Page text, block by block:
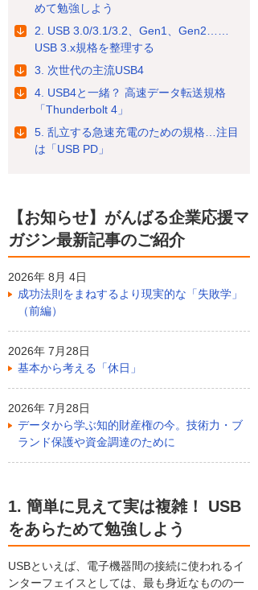
めて勉強しよう
2. USB 3.0/3.1/3.2、Gen1、Gen2……
USB 3.x規格を整理する
3. 次世代の主流USB4
4. USB4と一緒？ 高速データ転送規格
「Thunderbolt 4」
5. 乱立する急速充電のための規格…注目
は「USB PD」
【お知らせ】がんばる企業応援マ
ガジン最新記事のご紹介
2026年 8月 4日
成功法則をまねするより現実的な「失敗学」
（前編）
2026年 7月28日
基本から考える「休日」
2026年 7月28日
データから学ぶ知的財産権の今。技術力・ブ
ランド保護や資金調達のために
1. 簡単に見えて実は複雑！ USB
をあらためて勉強しよう
USBといえば、電子機器間の接続に使われるイ
ンターフェイスとしては、最も身近なものの一